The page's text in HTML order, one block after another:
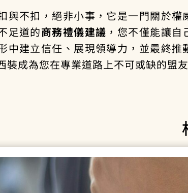
與不扣，絕非小事，它是一門關於
足道的商務禮儀建議 ，您不僅能讓
中建立信任、展現領導力，並最終推
裝成為您在專業道路上不可或缺的盟